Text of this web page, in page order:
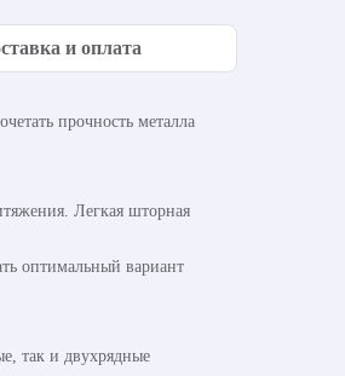
и оплата
прочность металла
Легкая шторная
оптимальный вариант
так и двухрядные